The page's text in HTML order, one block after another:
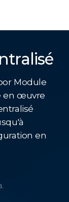
Module
en œuvre
en